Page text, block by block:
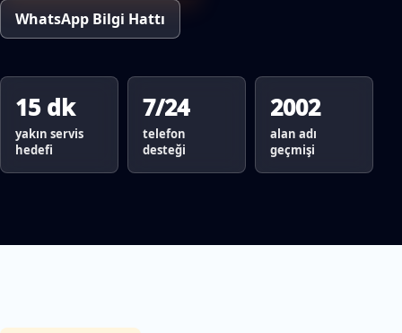
WhatsApp Bilgi Hattı
15 dk
yakın servis
hedefi
7/24
telefon
desteği
2002
alan adı
geçmişi